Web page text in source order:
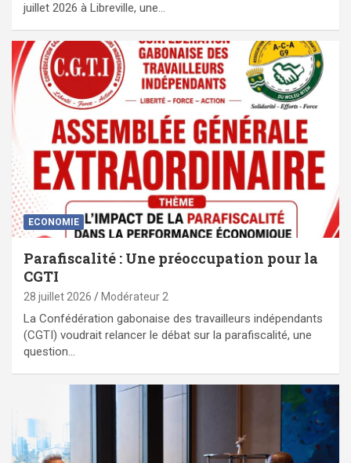
juillet 2026 à Libreville, une…
ECONOMIE
Parafiscalité : Une préoccupation pour la
CGTI
28 juillet 2026 Modérateur 2
La Confédération gabonaise des travailleurs indépendants
(CGTI) voudrait relancer le débat sur la parafiscalité, une
question…